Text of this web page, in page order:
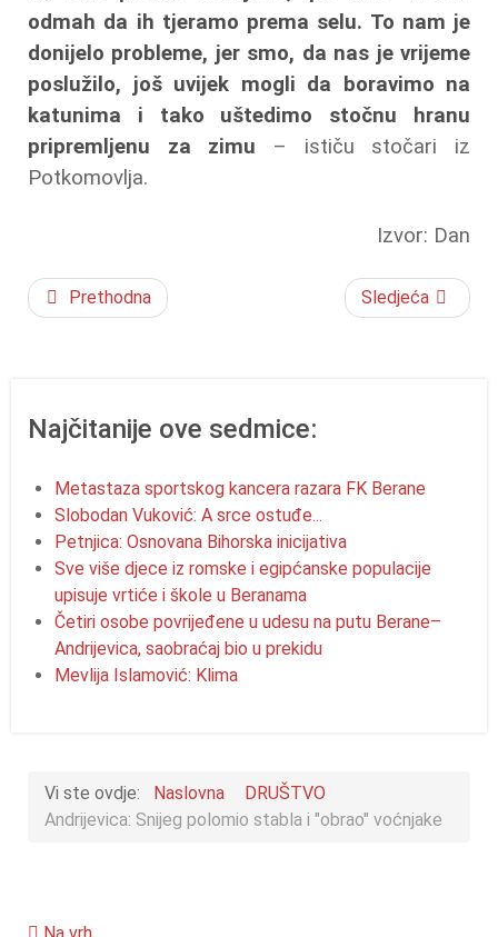
odmah da ih tjeramo prema selu. To nam je
donijelo probleme, jer smo, da nas je vrijeme
poslužilo, još uvijek mogli da boravimo na
katunima i tako uštedimo stočnu hranu
pripremljenu za zimu – ističu stočari iz
Potkomovlja.
Izvor: Dan
Prethodna Sledjeća
Najčitanije ove sedmice:
Metastaza sportskog kancera razara FK Berane
Slobodan Vuković: A srce ostuđe...
Petnjica: Osnovana Bihorska inicijativa
Sve više djece iz romske i egipćanske populacije
upisuje vrtiće i škole u Beranama
Četiri osobe povrijeđene u udesu na putu Berane–
Andrijevica, saobraćaj bio u prekidu
Mevlija Islamović: Klima
Vi ste ovdje: Naslovna
DRUŠTVO
Andrijevica: Snijeg polomio stabla i "obrao" voćnjake